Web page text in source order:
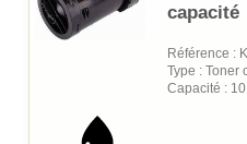
capacité
Référence :
Type : Toner
Capacité :